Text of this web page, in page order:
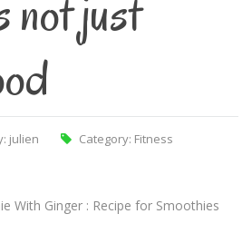
not just
julien Category: Fitness
With Ginger : Recipe for Smoothies